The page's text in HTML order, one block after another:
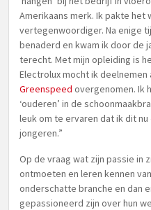
Amerikaans merk. Ik pakte het
vertegenwoordiger. Na enige
benaderd en kwam ik door de
terecht. Met mijn opleiding is
Electrolux mocht ik deelnemen
Greenspeed overgenomen. Ik
‘ouderen’ in de
leuk om te ervaren dat ik dit
jongeren.”
Op de vraag wat zijn passie in
ontmoeten en leren kennen
onderschatte branche en dan
gepassioneerd zijn over hun